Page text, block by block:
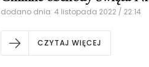
dodano dnia: 4 listopada 2022 / 22:14
CZYTAJ WIĘCEJ